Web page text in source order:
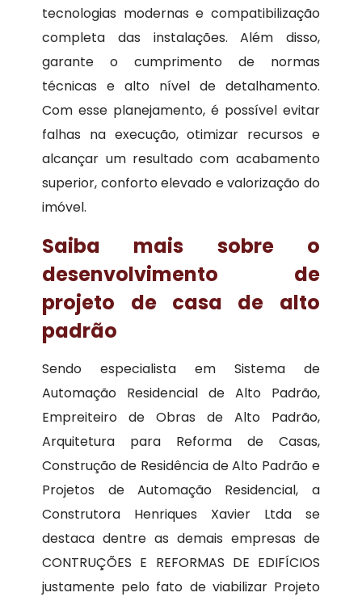
tecnologias modernas e compatibilização
completa das instalações. Além disso,
garante o cumprimento de normas
técnicas e alto nível de detalhamento.
Com esse planejamento, é possível evitar
falhas na execução, otimizar recursos e
alcançar um resultado com acabamento
superior, conforto elevado e valorização do
imóvel.
Saiba mais sobre o
desenvolvimento de
projeto de casa de alto
padrão
Sendo especialista em Sistema de
Automação Residencial de Alto Padrão,
Empreiteiro de Obras de Alto Padrão,
Arquitetura para Reforma de Casas,
Construção de Residência de Alto Padrão e
Projetos de Automação Residencial, a
Construtora Henriques Xavier Ltda se
destaca dentre as demais empresas de
CONTRUÇÕES E REFORMAS DE EDIFÍCIOS
justamente pelo fato de viabilizar Projeto